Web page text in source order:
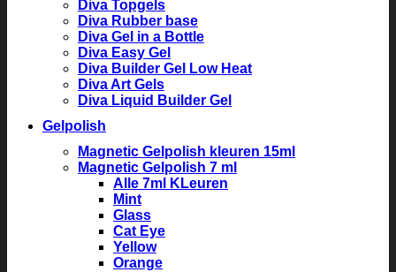
Diva Topgels
Diva Rubber base
Diva Gel in a Bottle
Diva Easy Gel
Diva Builder Gel Low Heat
Diva Art Gels
Diva Liquid Builder Gel
Gelpolish
Magnetic Gelpolish kleuren 15ml
Magnetic Gelpolish 7 ml
Alle 7ml KLeuren
Mint
Glass
Cat Eye
Yellow
Orange